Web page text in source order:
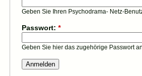
Geben Sie Ihren Psychodrama- Netz-
Passwort: *
Geben Sie hier das zugehörige Passwort